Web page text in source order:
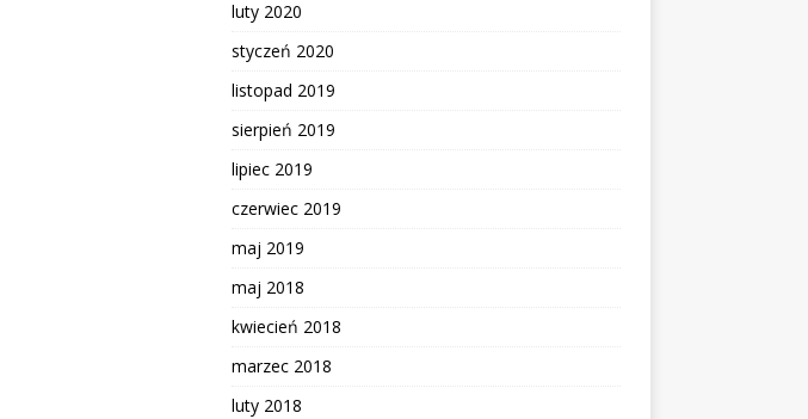
luty 2020
styczeń 2020
listopad 2019
sierpień 2019
lipiec 2019
czerwiec 2019
maj 2019
maj 2018
kwiecień 2018
marzec 2018
luty 2018